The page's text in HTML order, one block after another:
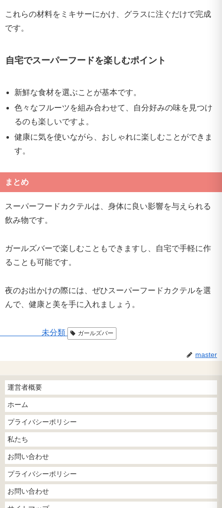
これらの材料をミキサーにかけ、グラスに注ぐだけで完成
です。
自宅でスーパーフードを楽しむポイント
新鮮な食材を選ぶことが基本です。
色々なフルーツを組み合わせて、自分好みの味を見つけ
るのも楽しいですよ。
健康に気を使いながら、おしゃれに楽しむことができま
す。
まとめ
スーパーフードカクテルは、身体に良い影響を与えられる
飲み物です。
ガールズバーで楽しむこともできますし、自宅で手軽に作
ることも可能です。
夜のお出かけの際には、ぜひスーパーフードカクテルを選
んで、健康と美を手に入れましょう。
未分類 ガールズバー
master
運営者概要
ホーム
プライバシーポリシー
私たち
お問い合わせ
プライバシーポリシー
お問い合わせ